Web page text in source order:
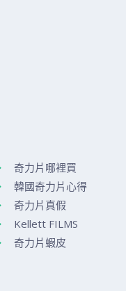
奇力片哪裡買
韓國奇力片心得
奇力片真假
Kellett FILMS
奇力片蝦皮